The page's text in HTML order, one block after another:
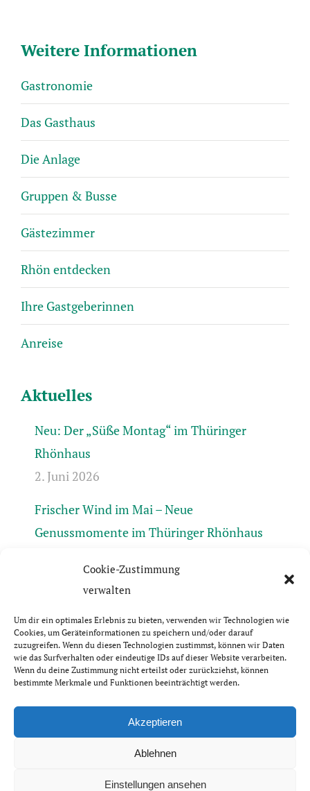
Cookie-Zustimmung
verwalten
Um dir ein optimales Erlebnis zu bieten, verwenden wir Technologien wie
Cookies, um Geräteinformationen zu speichern und/oder darauf
zuzugreifen. Wenn du diesen Technologien zustimmst, können wir Daten
wie das Surfverhalten oder eindeutige IDs auf dieser Website verarbeiten.
Wenn du deine Zustimmung nicht erteilst oder zurückziehst, können
bestimmte Merkmale und Funktionen beeinträchtigt werden.
Akzeptieren
Ablehnen
Einstellungen ansehen
Weitere Informationen
Gastronomie
Das Gasthaus
Die Anlage
Gruppen & Busse
Gästezimmer
Rhön entdecken
Ihre Gastgeberinnen
Anreise
Aktuelles
Neu: Der „Süße Montag“ im Thüringer
Rhönhaus
2. Juni 2026
Frischer Wind im Mai – Neue
Genussmomente im Thüringer Rhönhaus
Frühlingserwachen in der Rhön +++ Bis 17.4.
31. März 2026
© Thüringer Rhönhaus GbR | 2026
Impressum & Datenschutzerklärung